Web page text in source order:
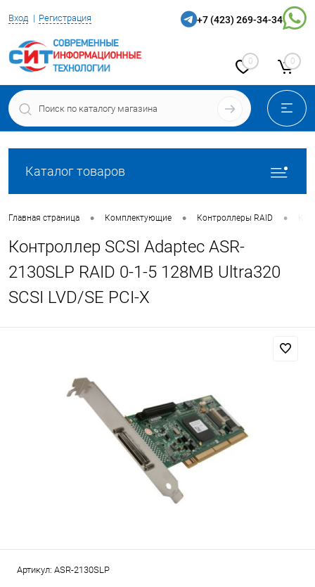
Вход Регистрация +7 (423) 269-34-34
0 0
Каталог товаров
Главная страница • Комплектующие • Контроллеры RAID •
Контроллер SCSI Adaptec ASR-
2130SLP RAID 0-1-5 128MB Ultra320
SCSI LVD/SE PCI-X
Артикул: ASR-2130SLP